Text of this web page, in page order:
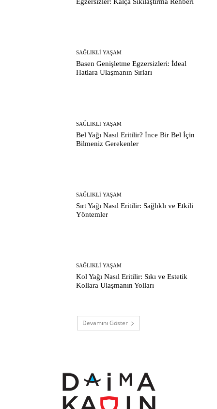
SAĞLIKLI YAŞAM
Basen Genişletme Egzersizleri: İdeal
Hatlara Ulaşmanın Sırları
SAĞLIKLI YAŞAM
Bel Yağı Nasıl Eritilir? İnce Bir Bel İçin
Bilmeniz Gerekenler
SAĞLIKLI YAŞAM
Sırt Yağı Nasıl Eritilir: Sağlıklı ve Etkili
Yöntemler
SAĞLIKLI YAŞAM
Kol Yağı Nasıl Eritilir: Sıkı ve Estetik
Kollara Ulaşmanın Yolları
Devamını Göster